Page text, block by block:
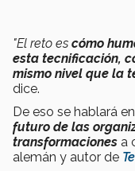
"El reto es cómo
esta tecnificación,
mismo nivel que la
dice.
De eso se hablará
futuro de las
transformaciones a
alemán y autor de